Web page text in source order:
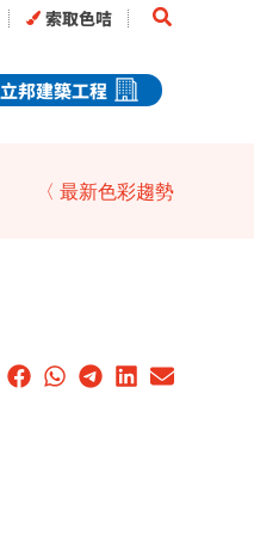
索取色咭 Search
立邦建築工程
〈 最新色彩趨勢